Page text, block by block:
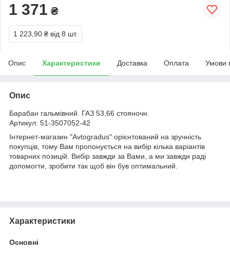
1 371 ₴
1 223,90 ₴ від 8 шт.
Опис Характеристики Доставка Оплата Умови
Опис
Барабан гальмівний. ГАЗ 53,66 стояночн.
Артикул: 51-3507052-42
Інтернет-магазин "Avtogradus" орієнтований на зручність
покупців, тому Вам пропонується на вибір кілька варіантів
товарних позицій. Вибір завжди за Вами, а ми завжди раді
допомогти, зробити так щоб він був оптимальний.
Характеристики
Основні